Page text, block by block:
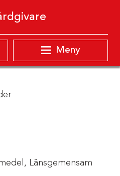
Meny
Länsgemensam